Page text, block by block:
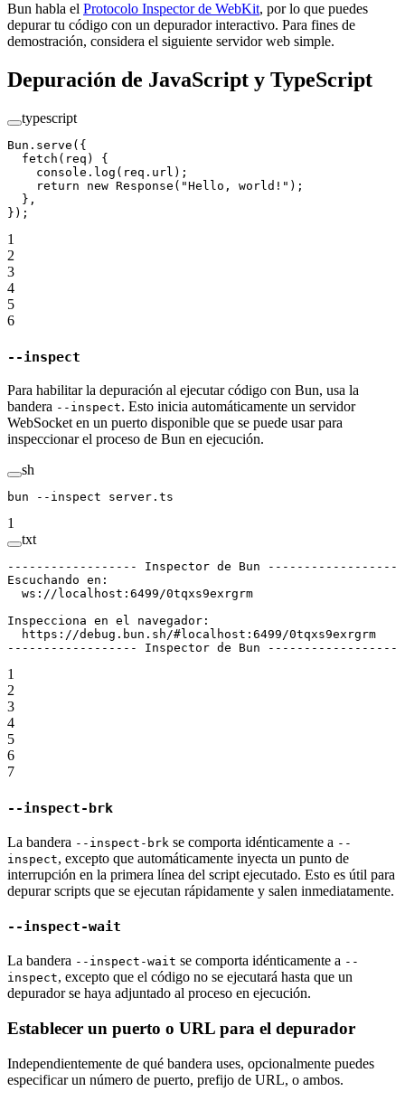
Bun habla el Protocolo Inspector de WebKit, por lo que puedes
depurar tu código con un depurador interactivo. Para fines de
demostración, considera el siguiente servidor web simple.
Depuración de JavaScript y TypeScript
typescript
Bun. serve ({
  fetch
( req ) {
    console.
log (req.url);
    return
new Response ( "Hello, world!" );
  },
});
1
2
3
4
5
6
--inspect
Para habilitar la depuración al ejecutar código con Bun, usa la
bandera --inspect. Esto inicia automáticamente un servidor
WebSocket en un puerto disponible que se puede usar para
inspeccionar el proceso de Bun en ejecución.
sh
bun --inspect server.ts
1
txt
------------------ Inspector de Bun ------------------
Escuchando en:
  ws://localhost:6499/0tqxs9exrgrm
Inspecciona en el navegador:
  https://debug.bun.sh/#localhost:6499/0tqxs9exrgrm
------------------ Inspector de Bun ------------------
1
2
3
4
5
6
7
--inspect-brk
La bandera --inspect-brk se comporta idénticamente a --
inspect, excepto que automáticamente inyecta un punto de
interrupción en la primera línea del script ejecutado. Esto es útil para
depurar scripts que se ejecutan rápidamente y salen inmediatamente.
--inspect-wait
La bandera --inspect-wait se comporta idénticamente a --
inspect, excepto que el código no se ejecutará hasta que un
depurador se haya adjuntado al proceso en ejecución.
Establecer un puerto o URL para el depurador
Independientemente de qué bandera uses, opcionalmente puedes
especificar un número de puerto, prefijo de URL, o ambos.